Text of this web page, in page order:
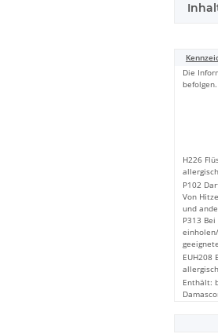
Die
befolgen.
H226
P102
Von
und
P313
EUH208
Enthält: